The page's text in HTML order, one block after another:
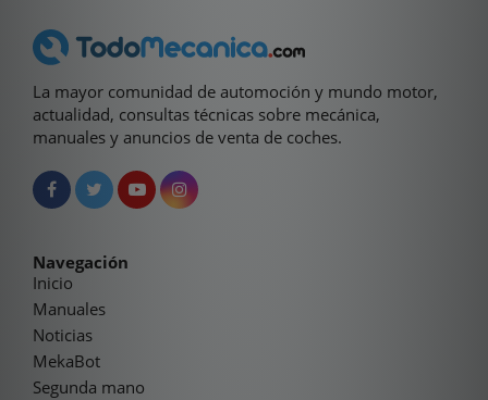
La mayor comunidad de automoción y mundo motor,
actualidad, consultas técnicas sobre mecánica,
manuales y anuncios de venta de coches.
Navegación
Inicio
Manuales
Noticias
MekaBot
Segunda mano